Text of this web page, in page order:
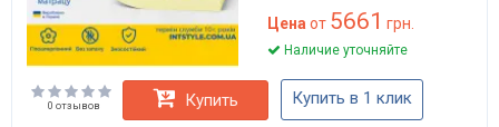
Цена от 5661 грн.
Наличие уточняйте
0 отзывов Купить Купить в 1 клик